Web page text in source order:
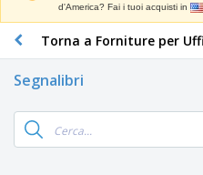
d'America? Fai i tuoi acquisti in
Torna a Forniture per
Segnalibri